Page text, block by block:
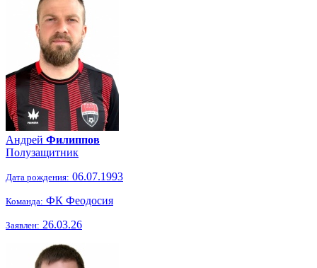
Андрей Филиппов
Полузащитник
Дата рождения: 06.07.1993
Команда: ФК Феодосия
Заявлен: 26.03.26